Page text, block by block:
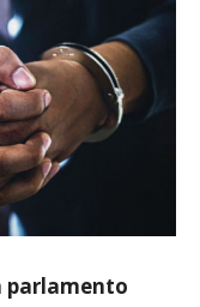
parlamento